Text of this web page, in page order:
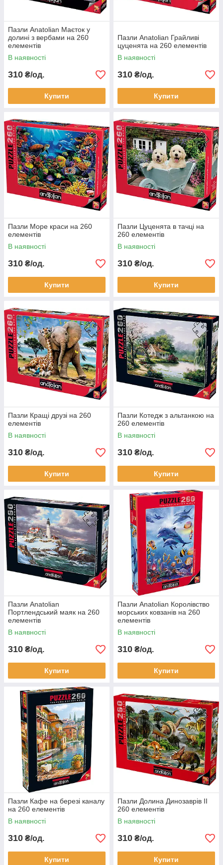
Пазли Anatolian Маєток у
долині з вербами на 260
елементів
В наявності
310 ₴/од.
Купити
Пазли Anatolian Грайливі
цуценята на 260 елементів
В наявності
310 ₴/од.
Купити
Пазли Море краси на 260
елементів
В наявності
310 ₴/од.
Купити
Пазли Цуценята в тачці на
260 елементів
В наявності
310 ₴/од.
Купити
Пазли Кращі друзі на 260
елементів
В наявності
310 ₴/од.
Купити
Пазли Котедж з альтанкою на
260 елементів
В наявності
310 ₴/од.
Купити
Пазли Anatolian
Портлендський маяк на 260
елементів
В наявності
310 ₴/од.
Купити
Пазли Anatolian Королівство
морських ковзанів на 260
елементів
В наявності
310 ₴/од.
Купити
Пазли Кафе на березі каналу
на 260 елементів
В наявності
310 ₴/од.
Купити
Пазли Долина Динозаврів II
260 елементів
В наявності
310 ₴/од.
Купити